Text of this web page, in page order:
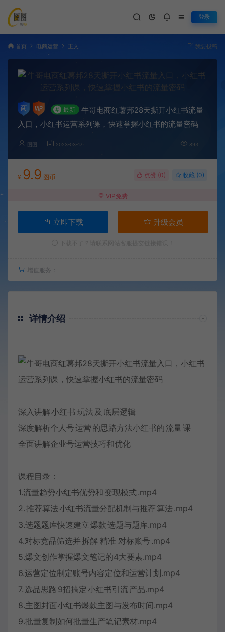
登录
首页 电商运营 正文 我要投稿
# 最新
牛哥电商红薯邦28天撕开小红书流量
入口，小红书运营系列课，快速掌握小红书的流量密码
图图 2023-03-17 893
¥ 9.9 图币 点赞 (0) 收藏 (0)
VIP免费
立即下载 升级会员
增值服务：
详情介绍
深入讲解小红书 玩法 及 底层逻辑
深度解析个人号运营 的思路方法小红书的流量课
全面讲解企业号运营技巧和优化
课程目录：
1.流量趋势小红书优势和变现模式 .mp4
2.推荐算法小红书流量分配机制与推荐算法 .mp4
3.选题题库快速建立 爆款选题与题库.mp4
4.对标竞品筛选并拆解 精准 对标账号 .mp4
5.爆文创作掌握爆文笔记的4大要素.mp4
6.运营定位制定账号内容定位和运营计划.mp4
7.选品思路 9招搞定 小红书引流 产品.mp4
8.主图封面小红书爆款主图与发布时间.mp4
9.批量复制如何批量生产笔记素材.mp4